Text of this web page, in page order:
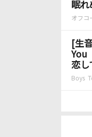
眠れ
オフコ
[生
You
恋し
Boys